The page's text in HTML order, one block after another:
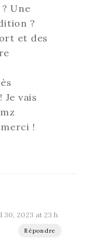
Une
?
et des
vais
!
30, 2023 at 23 h
Répondre